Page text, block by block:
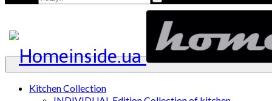
Kitchen Collection